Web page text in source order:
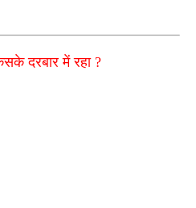
दरबार में रहा ?